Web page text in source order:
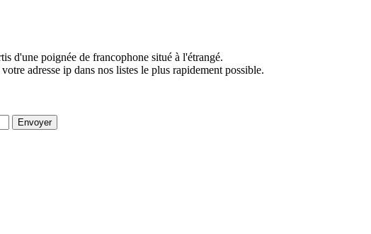
d'une poignée de francophone situé à l'étrangé.
adresse ip dans nos listes le plus rapidement possible.